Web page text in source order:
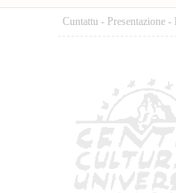
Cuntattu - Presentazione -